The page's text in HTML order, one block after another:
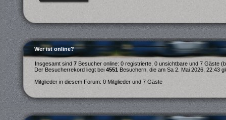
Wer ist online?
Insgesamt sind 7 Besucher online: 0 registrierte, 0 unsichtbare und 7 Gäste
Der Besucherrekord liegt bei 4551 Besuchern, die am Sa 2. Mai 2026, 22:43
Mitglieder in diesem Forum: 0 Mitglieder und 7 Gäste